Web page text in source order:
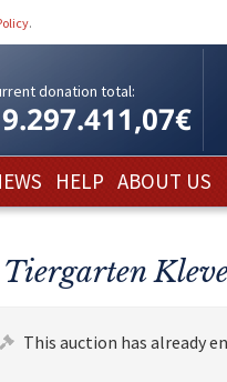
.
donation total:
HELP ABOUT US
This auction has already